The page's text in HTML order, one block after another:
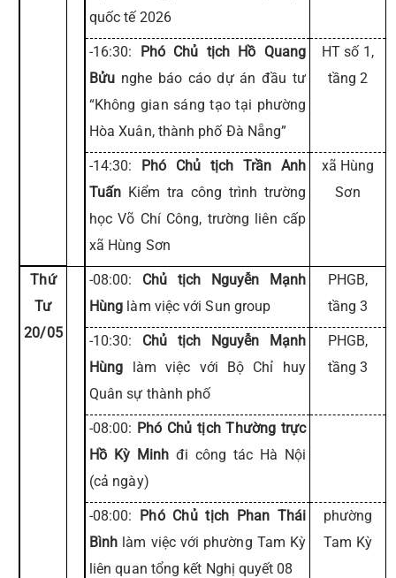
quốc tế 2026
-16:30: Phó Chủ tịch Hồ Quang
Bửu nghe báo cáo dự án đầu tư
“Không gian sáng tạo tại phường
Hòa Xuân, thành phố Đà Nẵng”
HT số 1,
tầng 2
-14:30: Phó Chủ tịch Trần Anh
Tuấn Kiểm tra công trình trường
học Võ Chí Công, trường liên cấp
xã Hùng Sơn
xã Hùng
Sơn
Thứ
Tư
20/05
-08:00: Chủ tịch Nguyễn Mạnh
Hùng làm việc với Sun group
PHGB,
tầng 3
-10:30: Chủ tịch Nguyễn Mạnh
Hùng làm việc với Bộ Chỉ huy
Quân sự thành phố
PHGB,
tầng 3
-08:00: Phó Chủ tịch Thường trực
Hồ Kỳ Minh đi công tác Hà Nội
(cả ngày)
-08:00: Phó Chủ tịch Phan Thái
Bình làm việc với phường Tam Kỳ
liên quan tổng kết Nghị quyết 08
phường
Tam Kỳ